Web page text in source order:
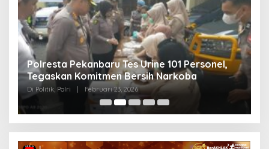
Polresta Pekanbaru Tes Urine 101 Personel,
Tegaskan Komitmen Bersih Narkoba
Di Politik, Polri | Februari 23, 2026